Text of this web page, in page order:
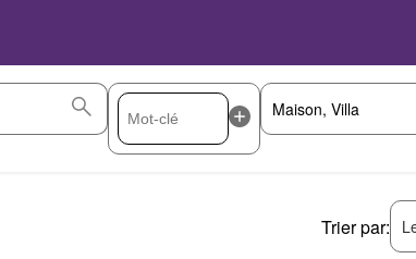
Trier par: